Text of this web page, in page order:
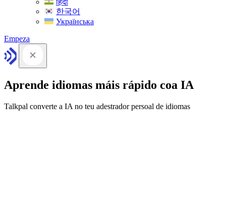
हिंदी
한국어
Українська
Empeza
Aprende idiomas máis rápido coa IA
Talkpal converte a IA no teu adestrador persoal de idiomas